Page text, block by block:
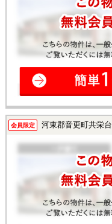
会員限定 河東郡音更町共栄